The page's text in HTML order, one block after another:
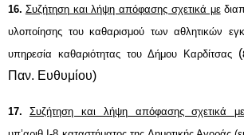
16. Συζήτηση και λήψη απόφασης σχετικά μεδ
υλοποίησης του καθαρισμού των αθλητικών
υπηρεσία καθαριότητας του Δήμου Καρδίτσας
Παν. Ευθυμίου)
17. Συζήτηση και λήψη απόφασης σχετικά με